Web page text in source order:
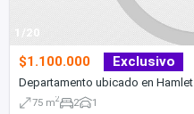
1/20
$1.100.000 Exclusivo
Departamento ubicado en
75 m2 2 1